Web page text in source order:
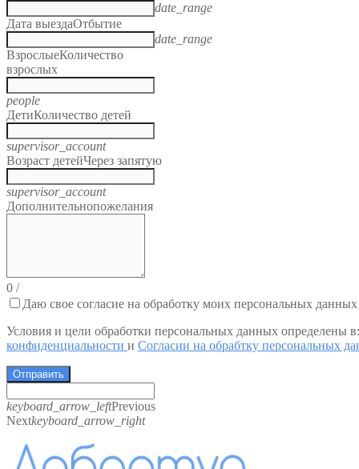
date_range
Дата выездаОтбытие
date_range
ВзрослыеКоличество
взрослых
people
ДетиКоличество детей
supervisor_account
Возраст детейЧерез запятую
supervisor_account
Дополнительнопожелания
0 /
Даю свое согласие на обработку моих персональных данных
Условия и цели обработки персональных данных определены
конфиденциальности и Согласии на обрабтку персональных
Отправить
keyboard_arrow_leftPrevious
Nextkeyboard_arrow_right